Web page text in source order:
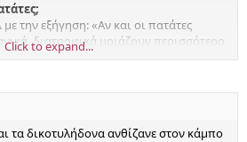
την εξήγηση: «Αν και οι πατάτες
διατροφικά μοιάζουν περισσότερο
τα επεξεργασμένα». (Δεν θέλετε να
και μια περιγραφή παρμένη από τη
Click to expand...
τα δικοτυλήδονα ανθίζανε στον κάμπο